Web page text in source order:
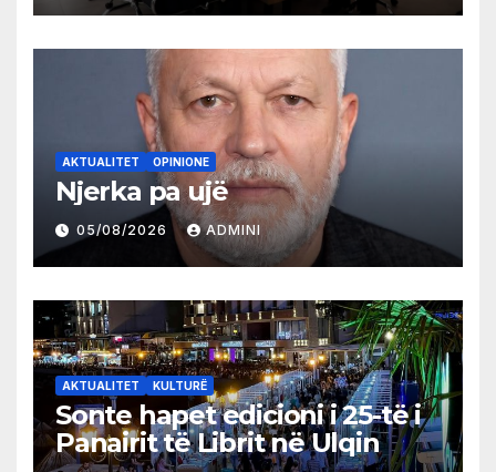
AKTUALITET OPINIONE
Njerka pa ujë
05/08/2026 ADMINI
AKTUALITET KULTURË
Sonte hapet edicioni i 25-të i
Panairit të Librit në Ulqin